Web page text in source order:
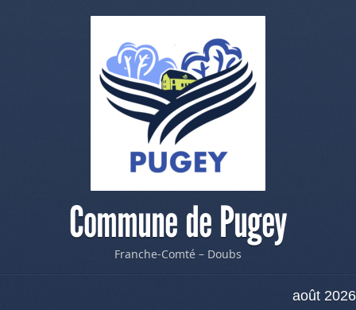
Commune de Pugey
Franche-Comté – Doubs
août 2026